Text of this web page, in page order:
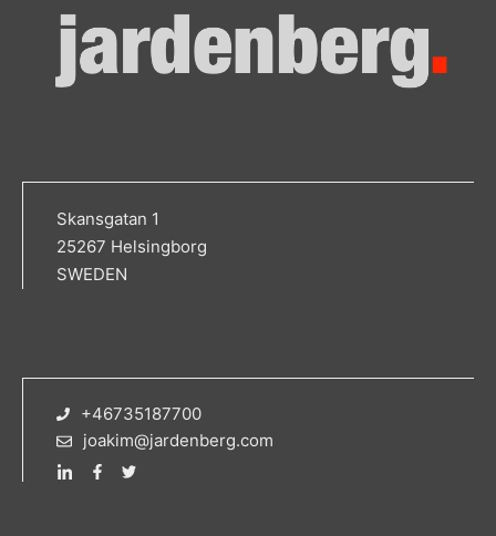
Skansgatan 1
25267 Helsingborg
SWEDEN
+46735187700
joakim@jardenberg.com